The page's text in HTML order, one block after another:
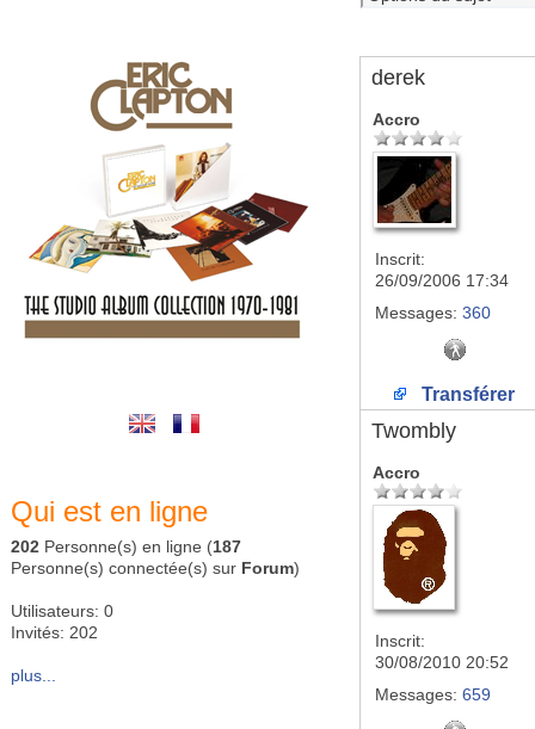
Qui est en ligne
202 Personne(s) en ligne (187
Personne(s) connectée(s) sur Forum)
Utilisateurs: 0
Invités: 202
plus...
derek
Accro
Inscrit:
26/09/2006 17:34
Messages: 360
Transférer
Twombly
Accro
Inscrit:
30/08/2010 20:52
Messages: 659